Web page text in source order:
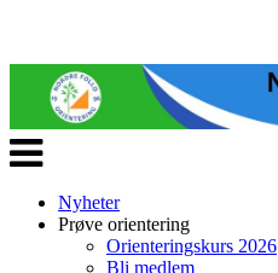
Veksle
navigasjon
Nyheter
Prøve orientering
Orienteringskurs 2026
Bli medlem